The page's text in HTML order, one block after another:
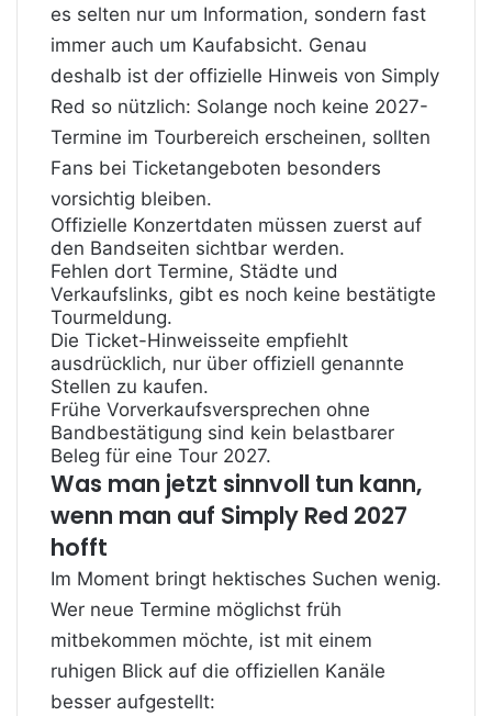
es selten nur um Information, sondern fast
immer auch um Kaufabsicht. Genau
deshalb ist der offizielle Hinweis von Simply
Red so nützlich: Solange noch keine 2027-
Termine im Tourbereich erscheinen, sollten
Fans bei Ticketangeboten besonders
vorsichtig bleiben.
Offizielle Konzertdaten müssen zuerst auf
den Bandseiten sichtbar werden.
Fehlen dort Termine, Städte und
Verkaufslinks, gibt es noch keine bestätigte
Tourmeldung.
Die Ticket-Hinweisseite empfiehlt
ausdrücklich, nur über offiziell genannte
Stellen zu kaufen.
Frühe Vorverkaufsversprechen ohne
Bandbestätigung sind kein belastbarer
Beleg für eine Tour 2027.
Was man jetzt sinnvoll tun kann,
wenn man auf Simply Red 2027
hofft
Im Moment bringt hektisches Suchen wenig.
Wer neue Termine möglichst früh
mitbekommen möchte, ist mit einem
ruhigen Blick auf die offiziellen Kanäle
besser aufgestellt: